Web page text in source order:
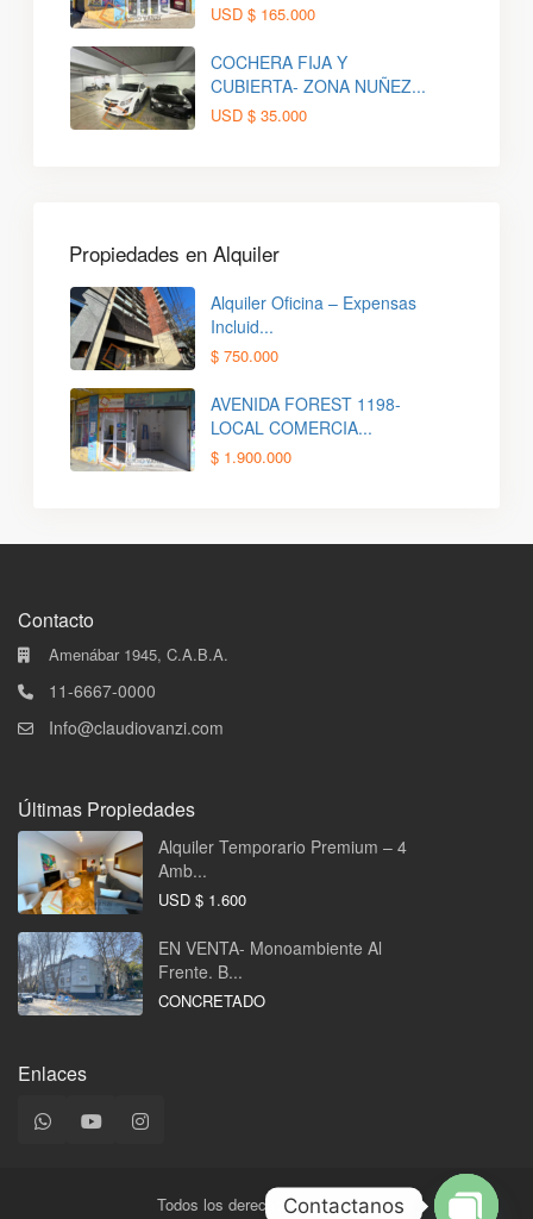
USD $ 165.000
COCHERA FIJA Y
CUBIERTA- ZONA NUÑEZ...
USD $ 35.000
Propiedades en Alquiler
Alquiler Oficina – Expensas
Incluid...
$ 750.000
AVENIDA FOREST 1198-
LOCAL COMERCIA...
$ 1.900.000
Contacto
Amenábar 1945, C.A.B.A.
11-6667-0000
Info@claudiovanzi.com
Últimas Propiedades
Alquiler Temporario Premium – 4
Amb...
USD $ 1.600
EN VENTA- Monoambiente Al
Frente. B...
CONCRETADO
Enlaces
Todos los derechos reservados.
Contactanos